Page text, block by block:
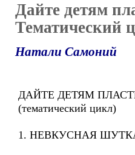
Дайте детям
Тематический
Натали Самоний
ДАЙТЕ ДЕТЯМ
(тематический цикл)
1. НЕВКУСНАЯ